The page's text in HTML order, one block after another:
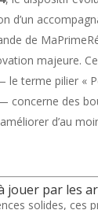
d’un
de
majeure.
le terme pilier «
concerne des
d’au
jouer par les
solides, ces